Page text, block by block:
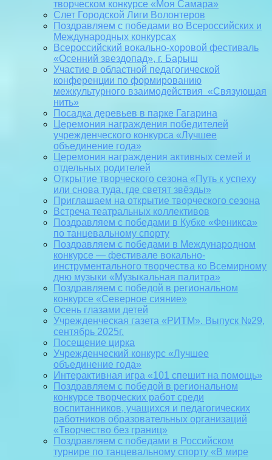
творческом конкурсе «Моя Самара»
Слет Городской Лиги Волонтеров
Поздравляем с победами во Всероссийских и
Международных конкурсах
Всероссийский вокально-хоровой фестиваль
«Осенний звездопад», г. Барыш
Участие в областной педагогической
конференции по формированию
межкультурного взаимодействия «Связующая
нить»
Посадка деревьев в парке Гагарина
Церемония награждения победителей
учрежденческого конкурса «Лучшее
объединение года»
Церемония награждения активных семей и
отдельных родителей
Открытие творческого сезона «Путь к успеху
или снова туда, где светят звёзды»
Приглашаем на открытие творческого сезона
Встреча театральных коллективов
Поздравляем с победами в Кубке «Феникса»
по танцевальному спорту
Поздравляем с победами в Международном
конкурсе — фестивале вокально-
инструментального творчества ко Всемирному
дню музыки «Музыкальная палитра»
Поздравляем с победой в региональном
конкурсе «Северное сияние»
Осень глазами детей
Учрежденческая газета «РИТМ». Выпуск №29,
сентябрь 2025г.
Посещение цирка
Учрежденческий конкурс «Лучшее
объединение года»
Интерактивная игра «101 спешит на помощь»
Поздравляем с победой в региональном
конкурсе творческих работ среди
воспитанников, учащихся и педагогических
работников образовательных организаций
«Творчество без границ»
Поздравляем с победами в Российском
турнире по танцевальному спорту «В мире